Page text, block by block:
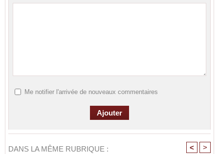
Me notifier l'arrivée de nouveaux commentaires
DANS LA MÊME RUBRIQUE : < >